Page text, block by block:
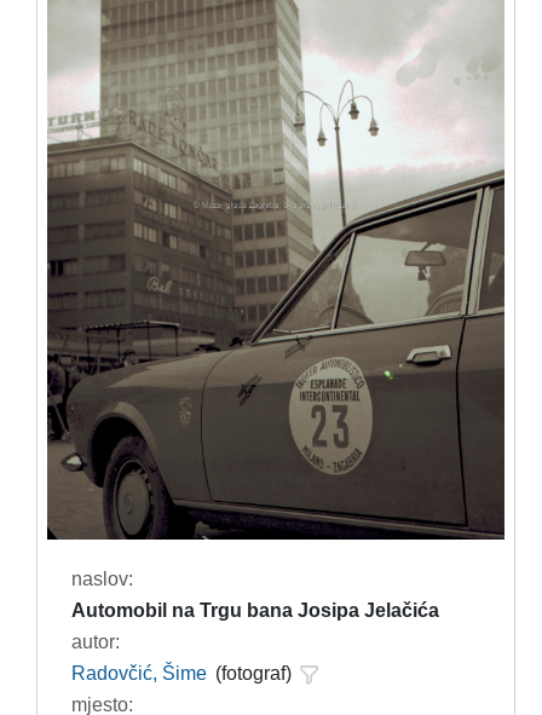
naslov:
Automobil na Trgu bana Josipa Jelačića
autor:
Radovčić, Šime (fotograf)
mjesto: